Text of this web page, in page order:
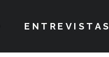
ENTREVISTAS